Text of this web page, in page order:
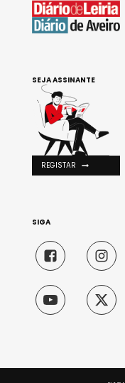
SEJA ASSINANTE
REGISTAR
SIGA